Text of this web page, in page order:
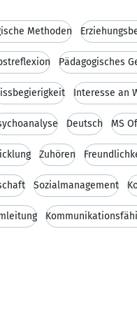
Methoden
Pädagogisches
Interesse an
Deutsch MS
Zuhören
Sozialmanagement